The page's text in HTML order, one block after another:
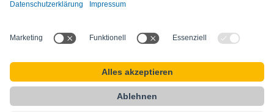
Kontakt
Besuchen Sie unsere internationale Website
SIKLA INTERNATIONAL